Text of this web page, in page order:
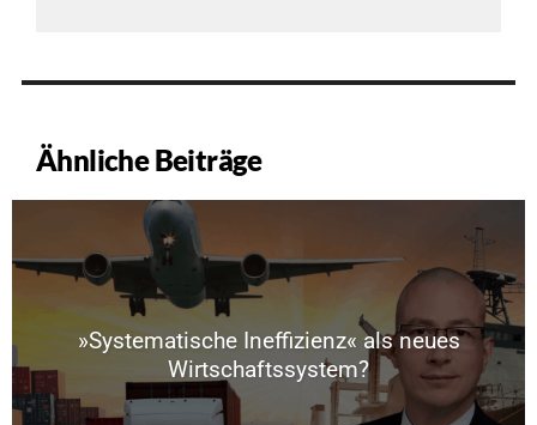
Ähnliche Beiträge
»Systematische Ineffizienz« als neues
Wirtschaftssystem?